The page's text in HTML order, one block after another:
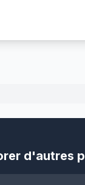
d'autres